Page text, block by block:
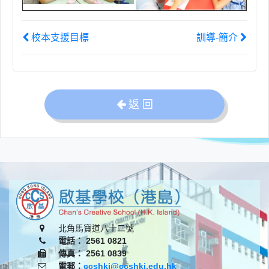
校本支援目標 訓導-簡介
返 回
北角馬寶道八十二號
電話： 2561 0821
傳真： 2561 0839
電郵：ccshki@ccshki.edu.hk